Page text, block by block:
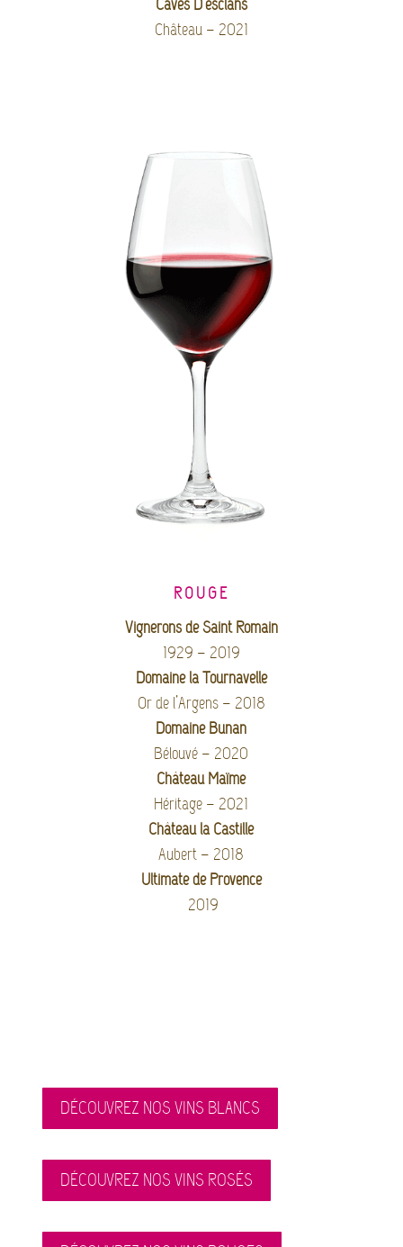
Château – 2021
ROUGE
Vignerons de Saint Romain
1929 – 2019
Domaine la Tournavelle
Or de l’Argens – 2018
Domaine Bunan
Bélouvé – 2020
Château Maïme
Héritage – 2021
Château la Castille
Aubert – 2018
Ultimate de Provence
2019
DÉCOUVREZ NOS VINS BLANCS
DÉCOUVREZ NOS VINS ROSÉS